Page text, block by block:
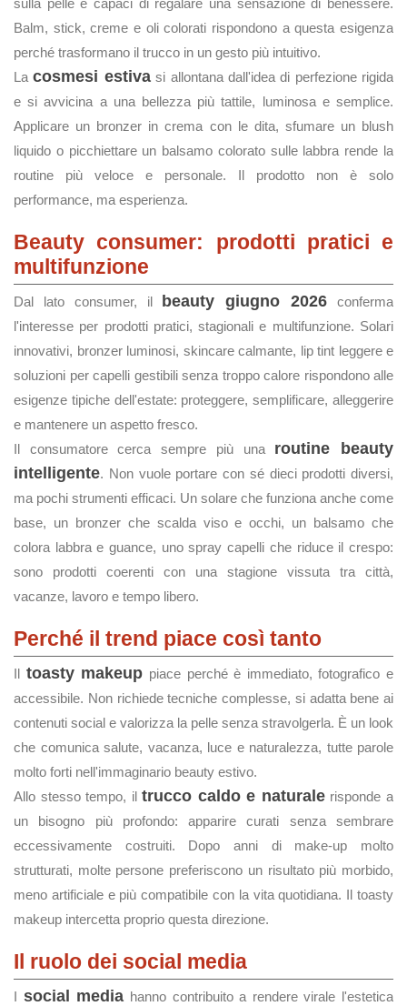
sulla pelle e capaci di regalare una sensazione di benessere.
Balm, stick, creme e oli colorati rispondono a questa esigenza
perché trasformano il trucco in un gesto più intuitivo.
Lacosmesi estivasi allontana dall'idea di perfezione rigida
e si avvicina a una bellezza più tattile, luminosa e semplice.
Applicare un bronzer in crema con le dita, sfumare un blush
liquido o picchiettare un balsamo colorato sulle labbra rende la
routine più veloce e personale. Il prodotto non è solo
performance, ma esperienza.
Beauty consumer: prodotti pratici e
multifunzione
Dal lato consumer, il beauty giugno 2026 conferma
l'interesse per prodotti pratici, stagionali e multifunzione. Solari
innovativi, bronzer luminosi, skincare calmante, lip tint leggere e
soluzioni per capelli gestibili senza troppo calore rispondono alle
esigenze tipiche dell'estate: proteggere, semplificare, alleggerire
e mantenere un aspetto fresco.
Il consumatore cerca sempre più una routine beauty
intelligente. Non vuole portare con sé dieci prodotti diversi,
ma pochi strumenti efficaci. Un solare che funziona anche come
base, un bronzer che scalda viso e occhi, un balsamo che
colora labbra e guance, uno spray capelli che riduce il crespo:
sono prodotti coerenti con una stagione vissuta tra città,
vacanze, lavoro e tempo libero.
Perché il trend piace così tanto
Il toasty makeup piace perché è immediato, fotografico e
accessibile. Non richiede tecniche complesse, si adatta bene ai
contenuti social e valorizza la pelle senza stravolgerla. È un look
che comunica salute, vacanza, luce e naturalezza, tutte parole
molto forti nell'immaginario beauty estivo.
Allo stesso tempo, iltrucco caldo e naturalerisponde a
un bisogno più profondo: apparire curati senza sembrare
eccessivamente costruiti. Dopo anni di make-up molto
strutturati, molte persone preferiscono un risultato più morbido,
meno artificiale e più compatibile con la vita quotidiana. Il toasty
makeup intercetta proprio questa direzione.
Il ruolo dei social media
I social media hanno contribuito a rendere virale l'estetica